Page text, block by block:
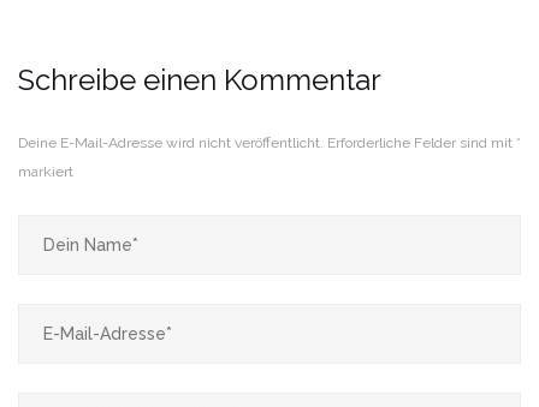
Schreibe einen Kommentar
Deine E-Mail-Adresse wird nicht veröffentlicht. Erforderliche Felder sind mit *
markiert